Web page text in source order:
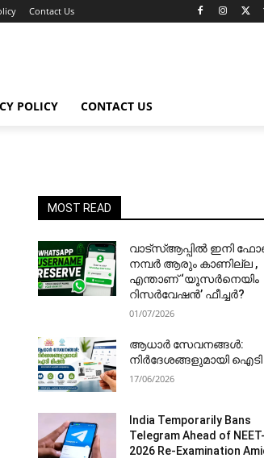
Contact Us
POLICY CONTACT US
MOST READ
വാട്‌സ്ആപ്പിൽ ഇനി
നമ്പർ ആരും കാണില്ല ,
എന്താണ് ‘യൂസർനെയിം
റിസർവേഷൻ’ ഫീച്ചർ?
01/07/2026
ആധാർ സേവനങ്ങൾ:
നിർദേശങ്ങളുമായി
17/06/2026
India Temporarily Bans
Telegram Ahead of
2026 Re-Examination